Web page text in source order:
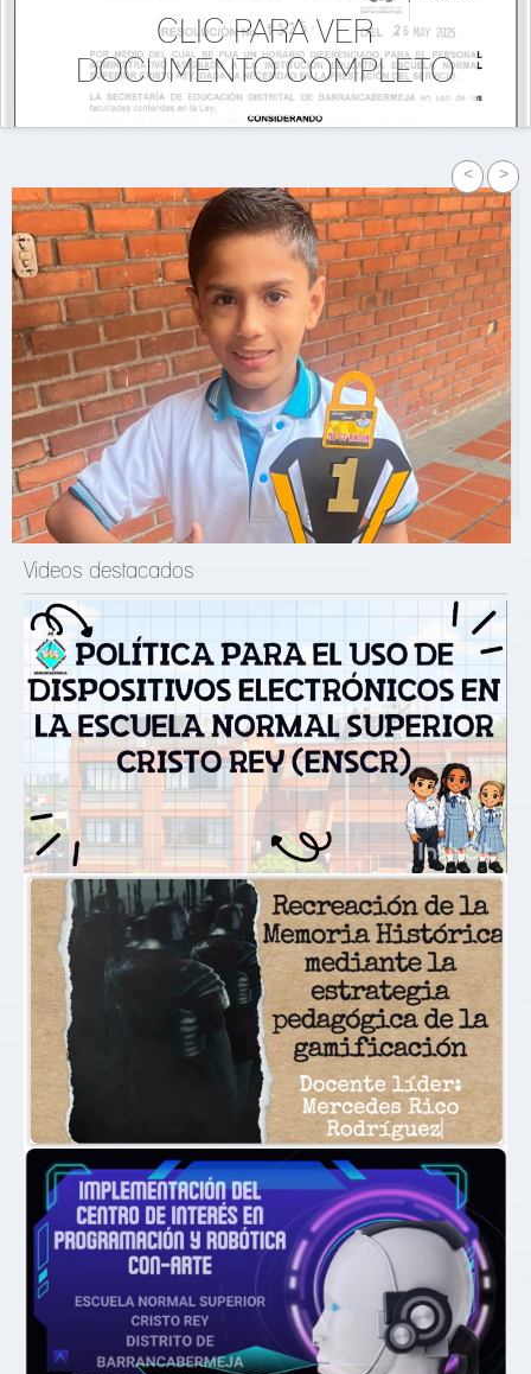
CLIC PARA VER
DOCUMENTO COMPLETO
< >
MEDALLA DE PLATA MUNDIAL TAEKWONDO 2023
Videos destacados